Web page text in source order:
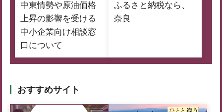
中東情勢や原油価格
上昇の影響を受ける
中小企業向け相談窓
口について
ふるさと納税なら、
奈良
おすすめサイト